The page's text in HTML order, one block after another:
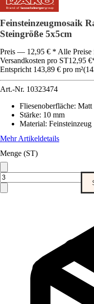
Feinsteinzeugmosaik
Steingröße 5x5cm
Preis — 12,95 € * Alle
Versandkosten pro ST12,95 €
Entspricht 143,89 € pro m²(
Art.-Nr. 10323474
Fliesenoberfläche: Matt
Stärke: 10 mm
Material: Feinsteinzeug
Mehr Artikeldetails
Menge (ST)